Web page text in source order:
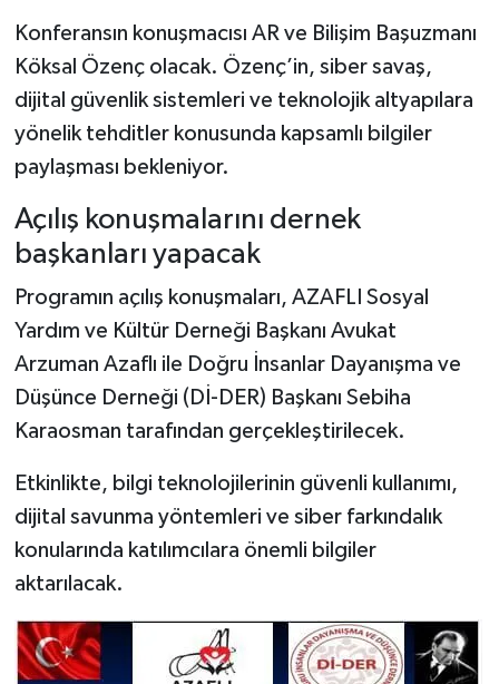
Konferansın konuşmacısı AR ve Bilişim Başuzmanı
Köksal Özenç olacak. Özenç’in, siber savaş,
dijital güvenlik sistemleri ve teknolojik altyapılara
yönelik tehditler konusunda kapsamlı bilgiler
paylaşması bekleniyor.
Açılış konuşmalarını dernek
başkanları yapacak
Programın açılış konuşmaları, AZAFLI Sosyal
Yardım ve Kültür Derneği Başkanı Avukat
Arzuman Azaflı ile Doğru İnsanlar Dayanışma ve
Düşünce Derneği (Dİ-DER) Başkanı Sebiha
Karaosman tarafından gerçekleştirilecek.
Etkinlikte, bilgi teknolojilerinin güvenli kullanımı,
dijital savunma yöntemleri ve siber farkındalık
konularında katılımcılara önemli bilgiler
aktarılacak.